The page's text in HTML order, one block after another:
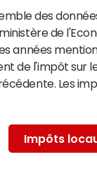
des
de
années
de l'impôt sur
Les
Impôts